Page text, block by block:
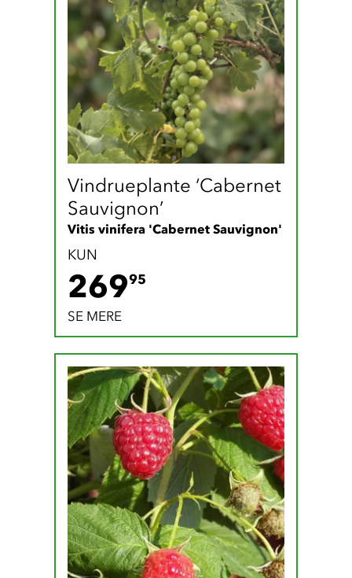
Vindrueplante ‘Cabernet
Sauvignon’
Vitis vinifera 'Cabernet Sauvignon'
KUN
26995
SE MERE